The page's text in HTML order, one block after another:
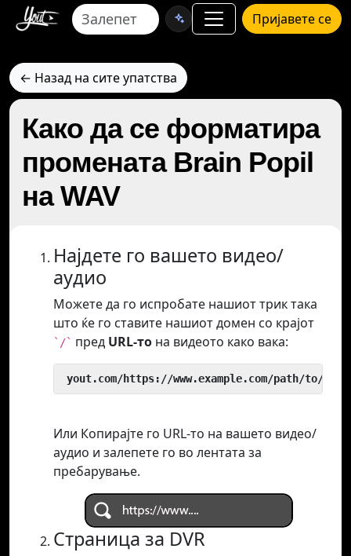
Пријавете се
← Назад на сите упатства
Како да се форматира
промената Brain Popil
на WAV
Најдете го вашето видео/
аудио
Можете да го испробате нашиот трик така
што ќе го ставите нашиот домен со крајот
`/` пред URL-то на видеото како вака:
yout.com/https://www.example.com/path/to/
Или Копирајте го URL-то на вашето видео/
аудио и залепете го во лентата за
пребарување.
Страница за DVR